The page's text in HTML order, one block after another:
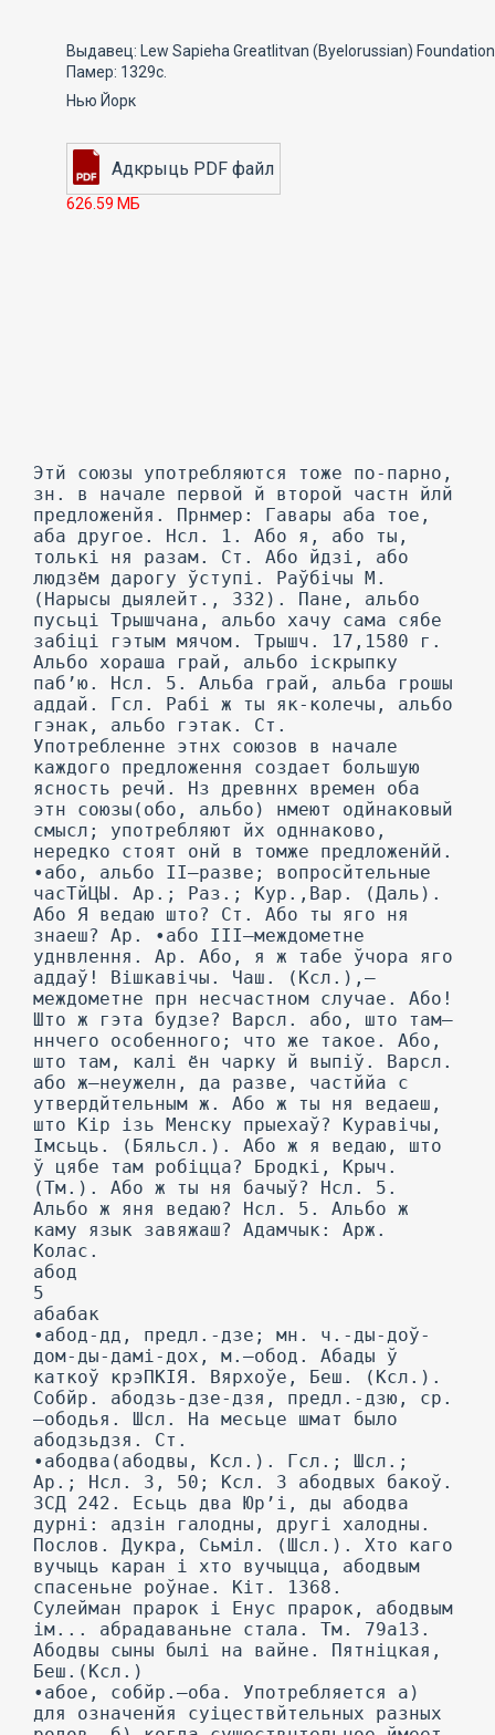
Выдавец: Lew Sapieha Greatlitvan (Byelorussian) Foundation
Памер: 1329с.
Нью Йорк
626.59 МБ
Этй союзы употребляются тоже по-парно,
зн. в начале первой й второй частн йлй
предложенйя. Прнмер: Гавары аба тое,
аба другое. Нсл. 1. Або я, або ты,
толькі ня разам. Ст. Або йдзі, або
людзём дарогу ўступі. Раўбічы М.
(Нарысы дыялейт., 332). Пане, альбо
пусьці Трышчана, альбо хачу сама сябе
забіці гэтым мячом. Трышч. 17,1580 г.
Альбо хораша грай, альбо іскрыпку
паб’ю. Нсл. 5. Альба грай, альба грошы
аддай. Гсл. Рабі ж ты як-колечы, альбо
гэнак, альбо гэтак. Ст.
Употребленне этнх союзов в начале
каждого предложення создает большую
ясность речй. Нз древннх времен оба
этн союзы(обо, альбо) нмеют одйнаковый
смысл; употребляют йх одннаково,
нередко стоят онй в томже предложенйй.
•або, альбо II—разве; вопросйтельные
часТйЦЫ. Ар.; Раз.; Кур.,Вар. (Даль).
Або Я ведаю што? Ст. Або ты яго ня
знаеш? Ар. •або III—междометне
уднвлення. Ар. Або, я ж табе ўчора яго
аддаў! Вішкавічы. Чаш. (Ксл.),—
междометне прн несчастном случае. Або!
Што ж гэта будзе? Варсл. або, што там—
ннчего особенного; что же такое. Або,
што там, калі ён чарку й выпіў. Варсл.
або ж—неужелн, да разве, частййа с
утвердйтельным ж. Або ж ты ня ведаеш,
што Кір ізь Менску прыехаў? Куравічы,
Імсьць. (Бяльсл.). Або ж я ведаю, што
ў цябе там робіцца? Бродкі, Крыч.
(Тм.). Або ж ты ня бачыў? Нсл. 5.
Альбо ж яня ведаю? Нсл. 5. Альбо ж
каму язык завяжаш? Адамчык: Арж.
Колас.
абод
5
абабак
•абод-дд, предл.-дзе; мн. ч.-ды-доў-
дом-ды-дамі-дох, м.—обод. Абады ў
каткоў крэПКІЯ. Вярхоўе, Беш. (Ксл.).
Собйр. абодзь-дзе-дзя, предл.-дзю, ср.
—ободья. Шсл. На месьце шмат было
абодзьдзя. Ст.
•абодва(абодвы, Ксл.). Гсл.; Шсл.;
Ар.; Нсл. 3, 50; Ксл. 3 абодвых бакоў.
ЗСД 242. Есьць два Юр’і, ды абодва
дурні: адзін галодны, другі халодны.
Послов. Дукра, Сьміл. (Шсл.). Хто каго
вучыць каран і хто вучыцца, абодвым
спасеньне роўнае. Кіт. 1368.
Сулейман прарок і Енус прарок, абодвым
ім... абрадаваньне стала. Тм. 79а13.
Абодвы сыны былі на вайне. Пятніцкая,
Беш.(Ксл.)
•абое, собйр.—оба. Употребляется а)
для означенйя суіцествйтельных разных